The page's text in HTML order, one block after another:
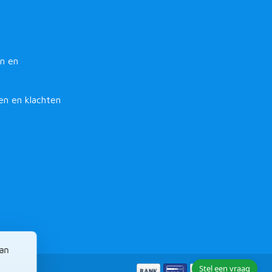
en
en klachten
Stel een vraag